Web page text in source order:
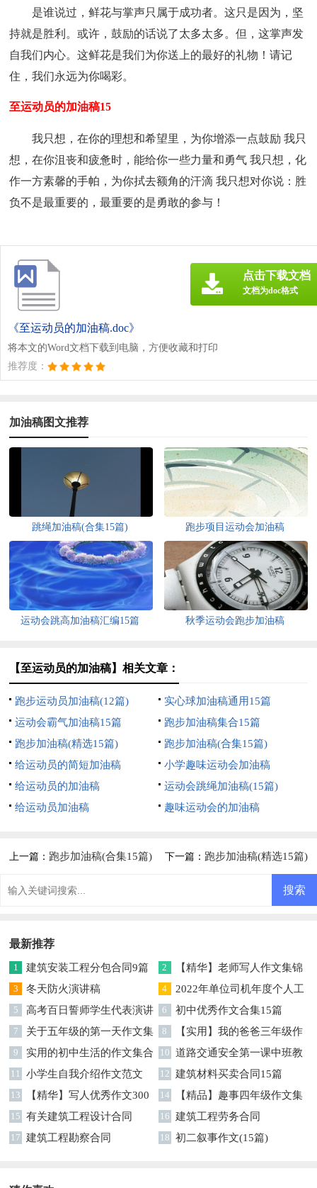
是谁说过，鲜花与掌声只属于成功者。这只是因为，坚
持就是胜利。或许，鼓励的话说了太多太多。但，这掌声发
自我们内心。这鲜花是我们为你送上的最好的礼物！请记
住，我们永远为你喝彩。
至运动员的加油稿15
我只想，在你的理想和希望里，为你增添一点鼓励 我只
想，在你沮丧和疲惫时，能给你一些力量和勇气 我只想，化
作一方素馨的手帕，为你拭去额角的汗滴 我只想对你说：胜
负不是最重要的，最重要的是勇敢的参与！
《至运动员的加油稿.doc》
将本文的Word文档下载到电脑，方便收藏和打印
推荐度：
点击下载文档
文档为doc格式
加油稿图文推荐
跳绳加油稿(合集15篇) 跑步项目运动会加油稿
运动会跳高加油稿汇编15篇 秋季运动会跑步加油稿
【至运动员的加油稿】相关文章：
跑步运动员加油稿(12篇)
实心球加油稿通用15篇
运动会霸气加油稿15篇
跑步加油稿集合15篇
跑步加油稿(精选15篇)
跑步加油稿(合集15篇)
给运动员的简短加油稿
小学趣味运动会加油稿
给运动员的加油稿
运动会跳绳加油稿(15篇)
给运动员加油稿
趣味运动会的加油稿
上一篇： 跑步加油稿(合集15篇) 下一篇： 跑步加油稿(精选15篇)
最新推荐
1 建筑安装工程分包合同9篇 2
【精华】老师写人作文集锦
七篇
3 冬天防火演讲稿 4
2022年单位司机年度个人工
作总结
5
高考百日誓师学生代表演讲
稿
6 初中优秀作文合集15篇
7
关于五年级的第一天作文集
合七篇
8
【实用】我的爸爸三年级作
文300字四篇
9
实用的初中生活的作文集合
七篇
10 道路交通安全第一课中班教
案模板（通用9篇）
11 小学生自我介绍作文范文 12 建筑材料买卖合同15篇
13
【精华】写人优秀作文300
字集锦五篇
14
【精品】趣事四年级作文集
合九篇
15 有关建筑工程设计合同 16 建筑工程劳务合同
17 建筑工程勘察合同 18 初二叙事作文(15篇)